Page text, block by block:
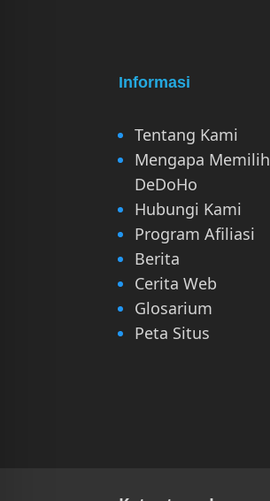
Informasi
Tentang Kami
Mengapa Memilih
DeDoHo
Hubungi Kami
Program Afiliasi
Berita
Cerita Web
Glosarium
Peta Situs